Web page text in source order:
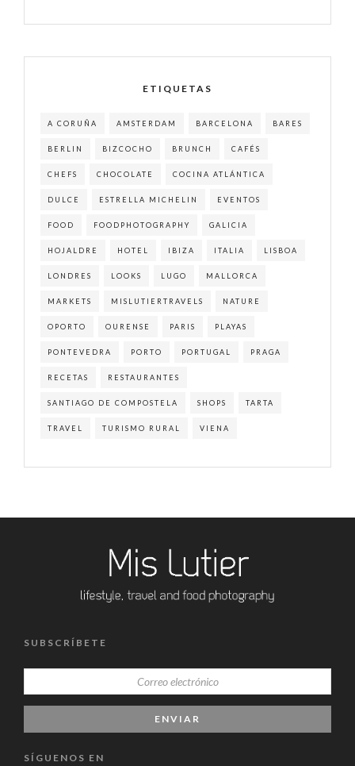
ETIQUETAS
A CORUÑA AMSTERDAM BARCELONA BARES
BERLIN BIZCOCHO BRUNCH CAFÉS
CHEFS CHOCOLATE COCINA ATLÁNTICA
DULCE ESTRELLA MICHELIN EVENTOS
FOOD FOODPHOTOGRAPHY GALICIA
HOJALDRE HOTEL IBIZA ITALIA LISBOA
LONDRES LOOKS LUGO MALLORCA
MARKETS MISLUTIERTRAVELS NATURE
OPORTO OURENSE PARIS PLAYAS
PONTEVEDRA PORTO PORTUGAL PRAGA
RECETAS RESTAURANTES
SANTIAGO DE COMPOSTELA SHOPS TARTA
TRAVEL TURISMO RURAL VIENA
SUBSCRÍBETE
SÍGUENOS EN